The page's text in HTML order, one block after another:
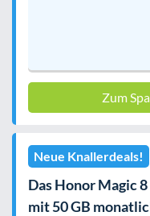
Zum
Neue Knallerdeals!
Das Honor Magic
mit 50 GB